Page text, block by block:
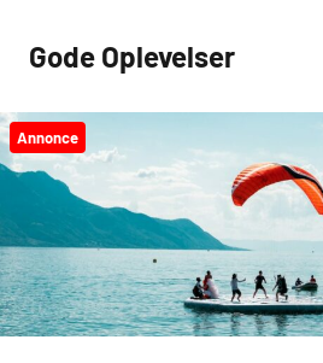
Gode Oplevelser
Annonce